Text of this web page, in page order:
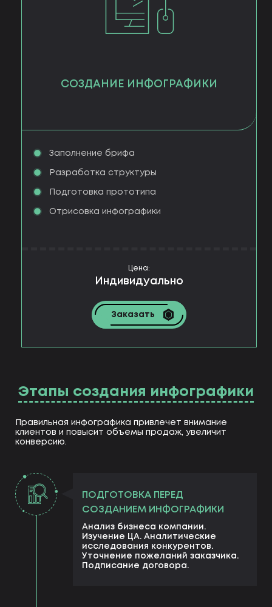
СОЗДАНИЕ ИНФОГРАФИКИ
Заполнение брифа
Разработка структуры
Подготовка прототипа
Отрисовка инфографики
Цена:
Индивидуально
Заказать
Этапы создания инфографики
Правильная инфографика привлечет внимание
клиентов и повысит объемы продаж, увеличит
конверсию.
ПОДГОТОВКА ПЕРЕД
СОЗДАНИЕМ ИНФОГРАФИКИ
Анализ бизнеса компании.
Изучение ЦА. Аналитические
исследования конкурентов.
Уточнение пожеланий заказчика.
Подписание договора.